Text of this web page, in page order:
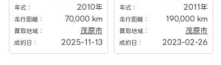
年式： 2010年
走行距離： 70,000 km
買取地域： 茂原市
成約日： 2025-11-13
年式： 2011年
走行距離： 190,000 km
買取地域： 茂原市
成約日： 2023-02-26